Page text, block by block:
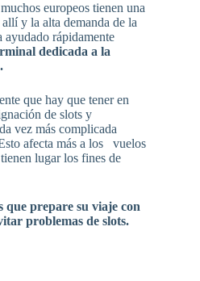
europeos tienen una
y la alta demanda de la
rápidamente
dedicada a la
que hay que tener en
de slots y
vez más complicada
afecta más a los vuelos
lugar los fines de
que prepare su viaje con
problemas de slots.